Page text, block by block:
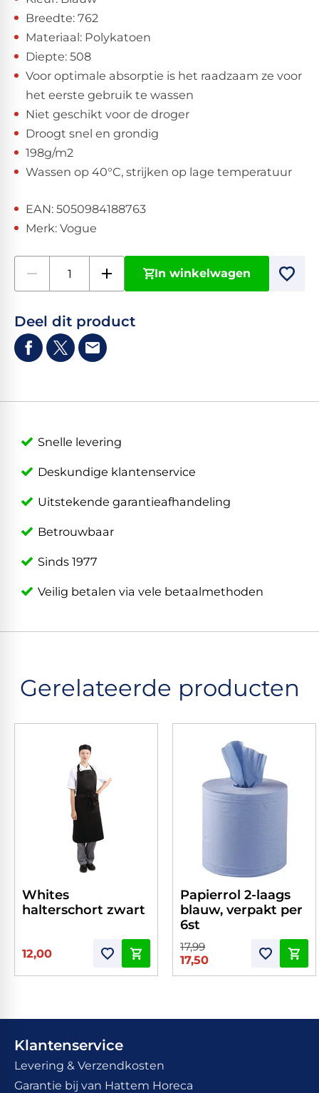
Breedte: 762
Materiaal: Polykatoen
Diepte: 508
Voor optimale absorptie is het raadzaam ze voor
het eerste gebruik te wassen
Niet geschikt voor de droger
Droogt snel en grondig
198g/m2
Wassen op 40°C, strijken op lage temperatuur
EAN: 5050984188763
Merk: Vogue
In winkelwagen
Deel dit product
Snelle levering
Deskundige klantenservice
Uitstekende garantieafhandeling
Betrouwbaar
Sinds 1977
Veilig betalen via vele betaalmethoden
Gerelateerde producten
Whites
halterschort zwart
12,00
Papierrol 2-laags
blauw, verpakt per
6st
17,99
17,50
Klantenservice
Levering & Verzendkosten
Garantie bij van Hattem Horeca